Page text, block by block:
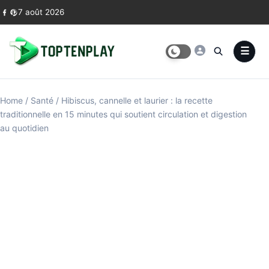
Skip to content
7 août 2026
Home / Santé / Hibiscus, cannelle et laurier : la recette
traditionnelle en 15 minutes qui soutient circulation et digestion
au quotidien